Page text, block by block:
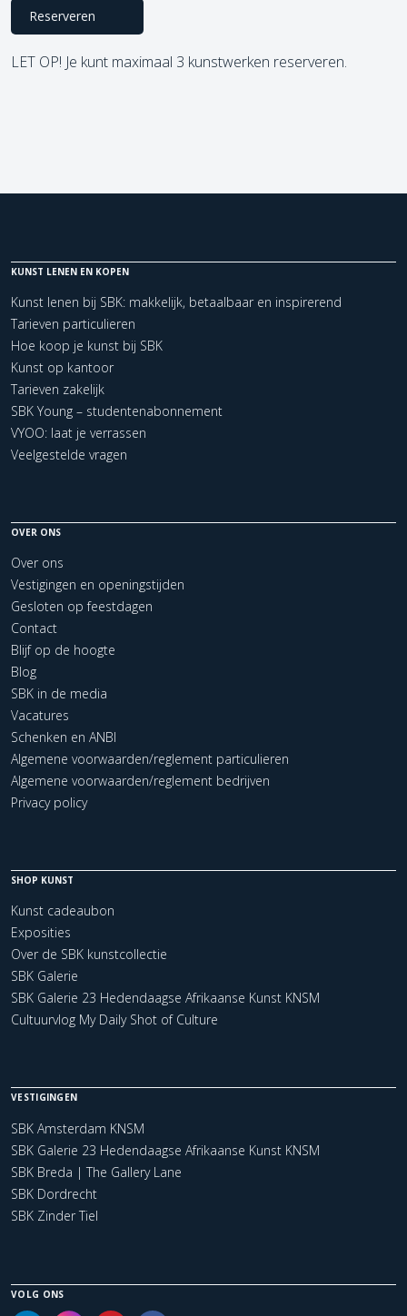
Reserveren
LET OP! Je kunt maximaal 3 kunstwerken reserveren.
KUNST LENEN EN KOPEN
Kunst lenen bij SBK: makkelijk, betaalbaar en inspirerend
Tarieven particulieren
Hoe koop je kunst bij SBK
Kunst op kantoor
Tarieven zakelijk
SBK Young – studentenabonnement
VYOO: laat je verrassen
Veelgestelde vragen
OVER ONS
Over ons
Vestigingen en openingstijden
Gesloten op feestdagen
Contact
Blijf op de hoogte
Blog
SBK in de media
Vacatures
Schenken en ANBI
Algemene voorwaarden/reglement particulieren
Algemene voorwaarden/reglement bedrijven
Privacy policy
SHOP KUNST
Kunst cadeaubon
Exposities
Over de SBK kunstcollectie
SBK Galerie
SBK Galerie 23 Hedendaagse Afrikaanse Kunst KNSM
Cultuurvlog My Daily Shot of Culture
VESTIGINGEN
SBK Amsterdam KNSM
SBK Galerie 23 Hedendaagse Afrikaanse Kunst KNSM
SBK Breda | The Gallery Lane
SBK Dordrecht
SBK Zinder Tiel
VOLG ONS